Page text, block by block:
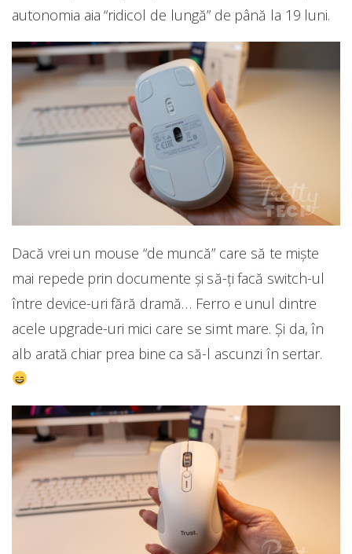
autonomia aia “ridicol de lungă” de până la 19 luni.
Dacă vrei un mouse “de muncă” care să te miște
mai repede prin documente și să-ți facă switch-ul
între device-uri fără dramă… Ferro e unul dintre
acele upgrade-uri mici care se simt mare. Și da, în
alb arată chiar prea bine ca să-l ascunzi în sertar.